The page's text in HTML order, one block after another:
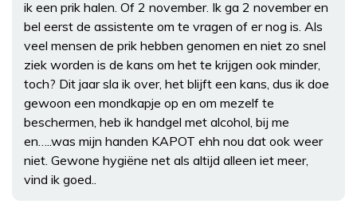
ik een prik halen. Of 2 november. Ik ga 2 november en
bel eerst de assistente om te vragen of er nog is. Als
veel mensen de prik hebben genomen en niet zo snel
ziek worden is de kans om het te krijgen ook minder,
toch? Dit jaar sla ik over, het blijft een kans, dus ik doe
gewoon een mondkapje op en om mezelf te
beschermen, heb ik handgel met alcohol, bij me
en…..was mijn handen KAPOT ehh nou dat ook weer
niet. Gewone hygiëne net als altijd alleen iet meer,
vind ik goed..